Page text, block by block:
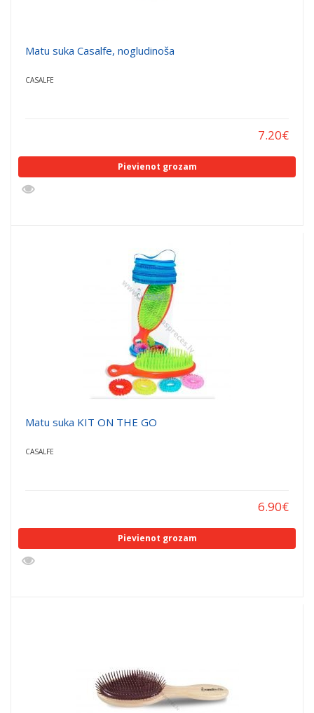
Matu suka Casalfe, nogludinoša
CASALFE
7.20€
Pievienot grozam
Matu suka KIT ON THE GO
CASALFE
6.90€
Pievienot grozam